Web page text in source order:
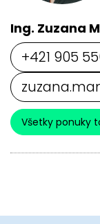
Ing. Zuzana
+421 905
Všetky ponuky